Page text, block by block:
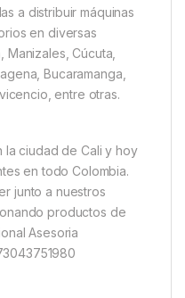
a distribuir máquinas
en diversas
Cúcuta,
Bucaramanga,
entre otras.
la ciudad de Cali y hoy
en todo Colombia.
junto a nuestros
productos de
Asesoria